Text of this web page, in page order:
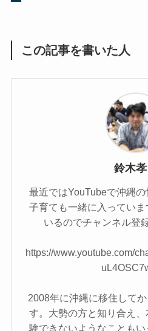
この記事を書いた人
鈴木
最近ではYouTubeで沖縄
子育ても一緒に入ってい
いるのでチャンネル登
https://www.youtube.com/
2008年に沖縄に移住して
す。大勢の方と知り合え
験できないようなことも